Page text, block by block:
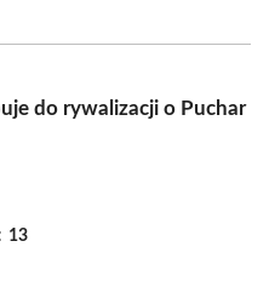
do rywalizacji o Puchar
13